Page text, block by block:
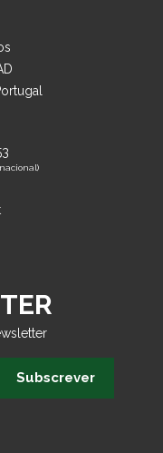
Subscrever